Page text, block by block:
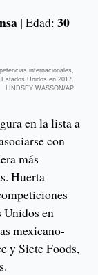
| Edad: 30
internacionales,
Unidos en 2017.
LINDSEY WASSON/AP
en la lista a
con
más
Huerta
Unidos en
mexicano-
y Siete Foods,